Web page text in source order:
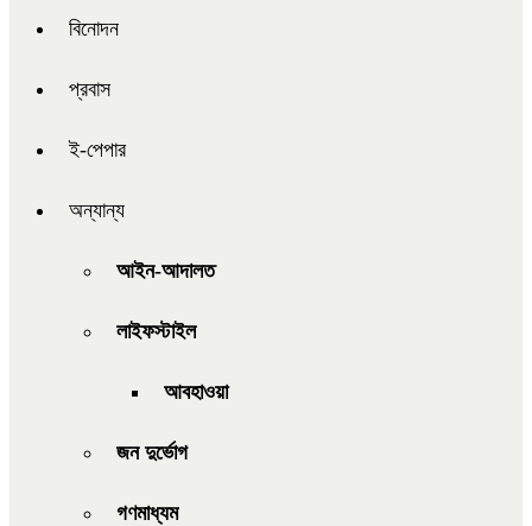
বিনোদন
প্রবাস
ই-পেপার
অন্যান্য
আইন-আদালত
লাইফস্টাইল
আবহাওয়া
জন দুর্ভোগ
গণমাধ্যম